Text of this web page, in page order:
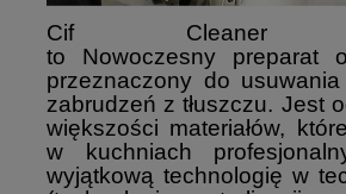
Cif Cleaner
to
Nowoczesny preparat
przeznaczony do
zabrudzeń z tłuszczu. Jest
większości materiałów,
w kuchniach
wyjątkową technologię w